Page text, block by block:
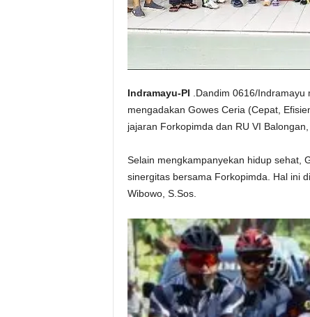
Indramayu-PI .Dandim 0616/Indramayu
mengadakan Gowes Ceria (Cepat,
jajaran Forkopimda dan RU VI
Selain mengkampanyekan hidup sehat,
sinergitas bersama Forkopimda. Hal ini
Wibowo, S.Sos.